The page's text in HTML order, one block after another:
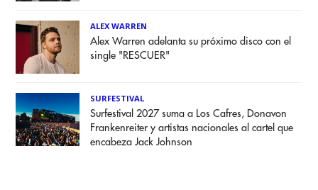
ALEX WARREN
Alex Warren adelanta su próximo disco con el
single "RESCUER"
SURFESTIVAL
Surfestival 2027 suma a Los Cafres, Donavon
Frankenreiter y artistas nacionales al cartel que
encabeza Jack Johnson